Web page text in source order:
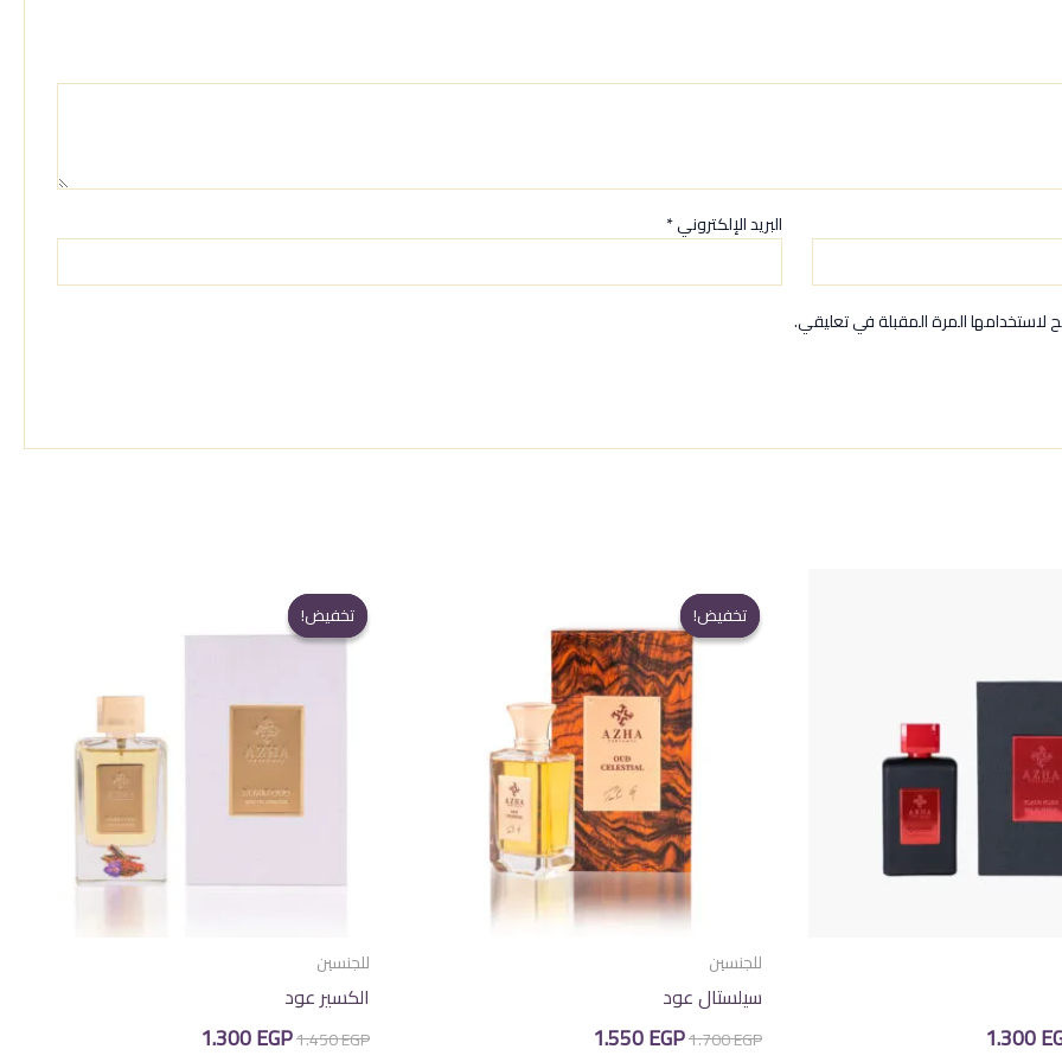
البريد الإلكتروني*
المرة المقبلة في تعليقي.
1.300
تخفيض!
تخفيض!
للجنسين
سيلستال عود
1.700EGP السعر
الأصلي1.550EGP
تخفيض!
تخفيض!
للجنسين
الكسير عود
1.450EGP السعر
الأصلي1.300EGP